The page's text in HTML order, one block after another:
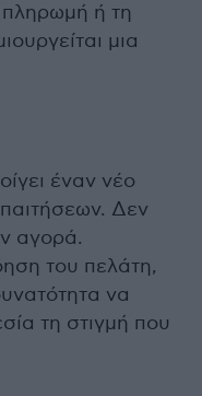
ή τη
μια
έναν νέο
Δεν
αγορά.
του πελάτη,
να
τη στιγμή που